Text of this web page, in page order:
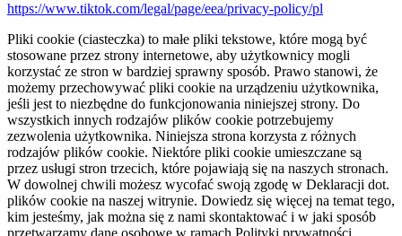
https://www.tiktok.com/legal/page/eea/privacy-policy/pl
Pliki cookie (ciasteczka) to małe pliki tekstowe, które mogą być
stosowane przez strony internetowe, aby użytkownicy mogli
korzystać ze stron w bardziej sprawny sposób. Prawo stanowi, że
możemy przechowywać pliki cookie na urządzeniu użytkownika,
jeśli jest to niezbędne do funkcjonowania niniejszej strony. Do
wszystkich innych rodzajów plików cookie potrzebujemy
zezwolenia użytkownika. Niniejsza strona korzysta z różnych
rodzajów plików cookie. Niektóre pliki cookie umieszczane są
przez usługi stron trzecich, które pojawiają się na naszych stronach.
W dowolnej chwili możesz wycofać swoją zgodę w Deklaracji dot.
plików cookie na naszej witrynie. Dowiedz się więcej na temat tego,
kim jesteśmy, jak można się z nami skontaktować i w jaki sposób